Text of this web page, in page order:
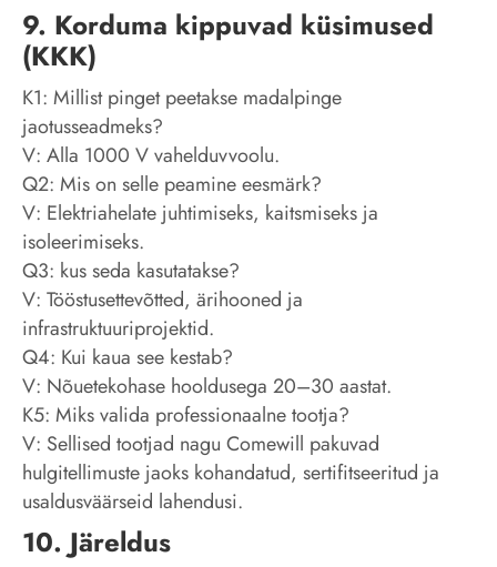
9. Korduma kippuvad küsimused
(KKK)
K1: Millist pinget peetakse madalpinge
jaotusseadmeks?
V: Alla 1000 V vahelduvvoolu.
Q2: Mis on selle peamine eesmärk?
V: Elektriahelate juhtimiseks, kaitsmiseks ja
isoleerimiseks.
Q3: kus seda kasutatakse?
V: Tööstusettevõtted, ärihooned ja
infrastruktuuriprojektid.
Q4: Kui kaua see kestab?
V: Nõuetekohase hooldusega 20–30 aastat.
K5: Miks valida professionaalne tootja?
V: Sellised tootjad nagu Comewill pakuvad
hulgitellimuste jaoks kohandatud, sertifitseeritud ja
usaldusväärseid lahendusi.
10. Järeldus